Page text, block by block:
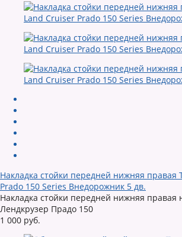
Накладка стойки передней нижняя правая
Prado 150 Series Внедорожник 5 дв.
Накладка стойки передней нижняя правая
Лендкрузер Прадо 150
1 000 руб.